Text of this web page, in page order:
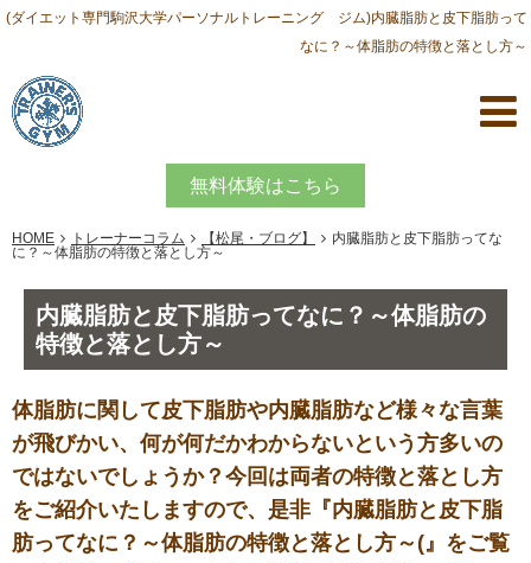
(ダイエット専門駒沢大学パーソナルトレーニング ジム)内臓脂肪と皮下脂肪って
なに？～体脂肪の特徴と落とし方～
無料体験はこちら
HOME トレーナーコラム 【松尾・ブログ】
内臓脂肪と皮下脂肪ってな
に？～体脂肪の特徴と落とし方～
内臓脂肪と皮下脂肪ってなに？～体脂肪の
特徴と落とし方～
体脂肪に関して皮下脂肪や内臓脂肪など様々な言葉
が飛びかい、何が何だかわからないという方多いの
ではないでしょうか？今回は両者の特徴と落とし方
をご紹介いたしますので、是非『内臓脂肪と皮下脂
肪ってなに？～体脂肪の特徴と落とし方～(』をご覧